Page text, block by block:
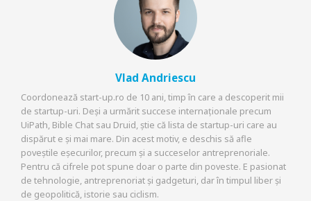
Vlad Andriescu
Coordonează start-up.ro de 10 ani, timp în care a descoperit mii
de startup-uri. Deși a urmărit succese internaționale precum
UiPath, Bible Chat sau Druid, știe că lista de startup-uri care au
dispărut e și mai mare. Din acest motiv, e deschis să afle
poveștile eșecurilor, precum și a succeselor antreprenoriale.
Pentru că cifrele pot spune doar o parte din poveste. E pasionat
de tehnologie, antreprenoriat și gadgeturi, dar în timpul liber și
de geopolitică, istorie sau ciclism.